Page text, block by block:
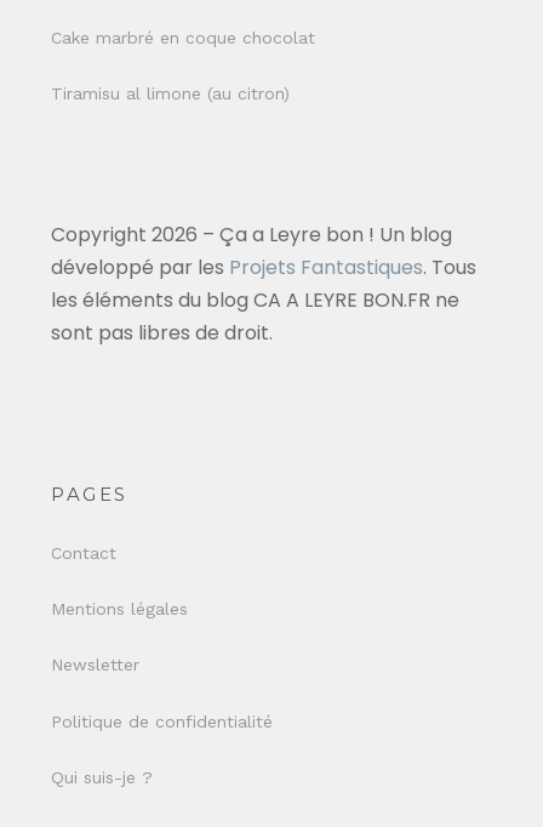
Cake marbré en coque chocolat
Tiramisu al limone (au citron)
Copyright 2026 – Ça a Leyre bon ! Un blog
développé par les Projets Fantastiques. Tous
les éléments du blog CA A LEYRE BON.FR ne
sont pas libres de droit.
PAGES
Contact
Mentions légales
Newsletter
Politique de confidentialité
Qui suis-je ?